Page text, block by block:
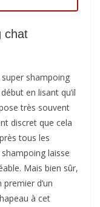
chat
shampoing
en lisant qu’il
très souvent
discret que cela
tous les
laisse
Mais bien sûr,
d’un
à cet